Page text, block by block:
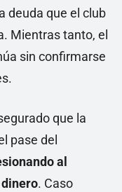
deuda que el club
Mientras tanto, el
sin confirmarse
que la
pase del
al
. Caso